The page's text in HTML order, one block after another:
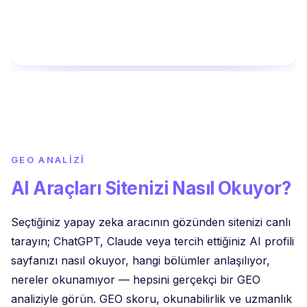
GEO ANALIZI
AI Araçları Sitenizi Nasıl Okuyor?
Seçtiğiniz yapay zeka aracının gözünden sitenizi canlı
tarayın; ChatGPT, Claude veya tercih ettiğiniz AI profili
sayfanızı nasıl okuyor, hangi bölümler anlaşılıyor,
nereler okunamıyor — hepsini gerçekçi bir GEO
analiziyle görün. GEO skoru, okunabilirlik ve uzmanlık